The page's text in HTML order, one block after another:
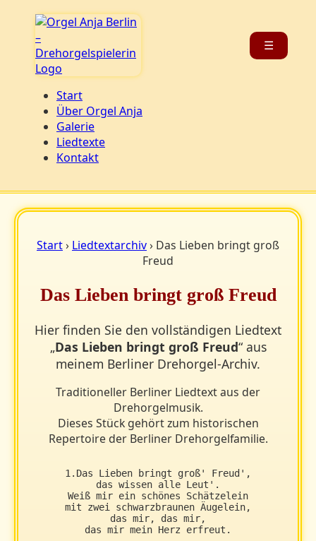
☰
Start
Über Orgel Anja
Galerie
Liedtexte
Kontakt
Start› Liedtextarchiv› Das Lieben bringt groß
Freud
Das Lieben bringt groß Freud
Hier finden Sie den vollständigen Liedtext
„Das Lieben bringt groß Freud“ aus
meinem Berliner Drehorgel-Archiv.
Traditioneller Berliner Liedtext aus der
Drehorgelmusik.
Dieses Stück gehört zum historischen
Repertoire der Berliner Drehorgelfamilie.
1.Das Lieben bringt groß' Freud',
das wissen alle Leut'.
Weiß mir ein schönes Schätzelein
mit zwei schwarzbraunen Äugelein,
das mir, das mir,
das mir mein Herz erfreut.